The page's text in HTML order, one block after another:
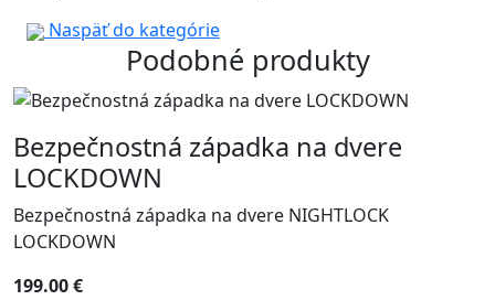
Naspäť do kategórie
Podobné produkty
Bezpečnostná západka na dvere
LOCKDOWN
Bezpečnostná západka na dvere NIGHTLOCK
LOCKDOWN
199.00 €